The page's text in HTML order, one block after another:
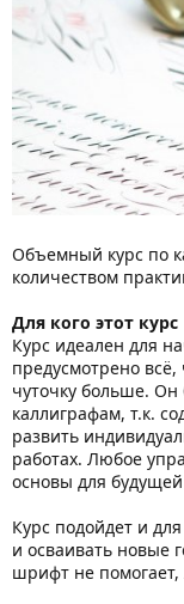
Объемный курс по
количеством
Для кого этот курс
Курс идеален для
предусмотрено
чуточку больше.
каллиграфам, т.к.
развить
работах. Любое
основы для
Курс подойдет и
и осваивать новые
шрифт не